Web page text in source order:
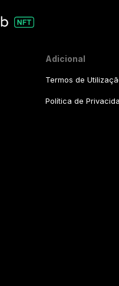
Adicional
Termos de
Política de